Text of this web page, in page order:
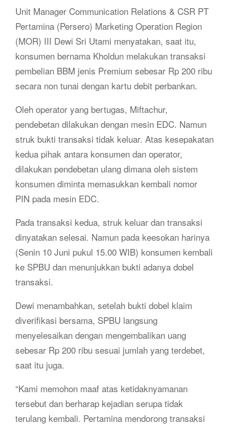
Unit Manager Communication Relations & CSR PT
Pertamina (Persero) Marketing Operation Region
(MOR) III Dewi Sri Utami menyatakan, saat itu,
konsumen bernama Kholdun melakukan transaksi
pembelian BBM jenis Premium sebesar Rp 200 ribu
secara non tunai dengan kartu debit perbankan.
Oleh operator yang bertugas, Miftachur,
pendebetan dilakukan dengan mesin EDC. Namun
struk bukti transaksi tidak keluar. Atas kesepakatan
kedua pihak antara konsumen dan operator,
dilakukan pendebetan ulang dimana oleh sistem
konsumen diminta memasukkan kembali nomor
PIN pada mesin EDC.
Pada transaksi kedua, struk keluar dan transaksi
dinyatakan selesai. Namun pada keesokan harinya
(Senin 10 Juni pukul 15.00 WIB) konsumen kembali
ke SPBU dan menunjukkan bukti adanya dobel
transaksi.
Dewi menambahkan, setelah bukti dobel klaim
diverifikasi bersama, SPBU langsung
menyelesaikan dengan mengembalikan uang
sebesar Rp 200 ribu sesuai jumlah yang terdebet,
saat itu juga.
“Kami memohon maaf atas ketidaknyamanan
tersebut dan berharap kejadian serupa tidak
terulang kembali. Pertamina mendorong transaksi